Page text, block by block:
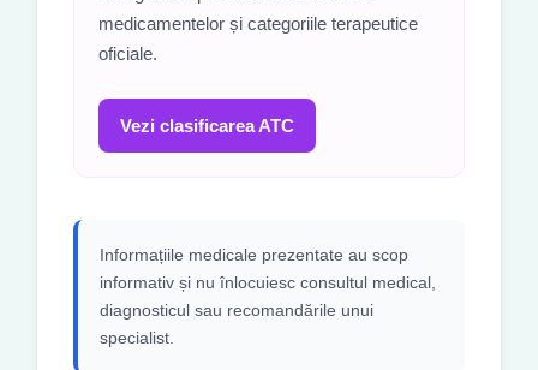
medicamentelor și categoriile terapeutice
oficiale.
Vezi clasificarea ATC
Informațiile medicale prezentate au scop
informativ și nu înlocuiesc consultul medical,
diagnosticul sau recomandările unui
specialist.